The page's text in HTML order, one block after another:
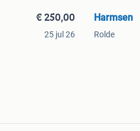
€ 250,00
25 jul 26
Harmsen
Rolde